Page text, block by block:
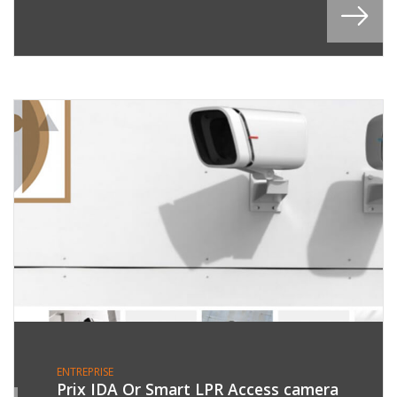
ENTREPRISE
Prix IDA Or Smart LPR Access camera